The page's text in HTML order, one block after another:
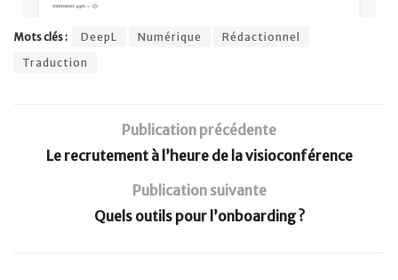
Mots clés : DeepL Numérique
Rédactionnel
Traduction
Publication précédente
Le recrutement à l’heure de la visioconférence
Publication suivante
Quels outils pour l’onboarding ?